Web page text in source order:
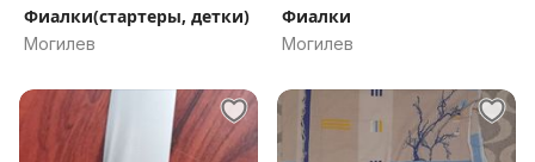
Фиалки(стартеры, детки)
Могилев
Фиалки
Могилев